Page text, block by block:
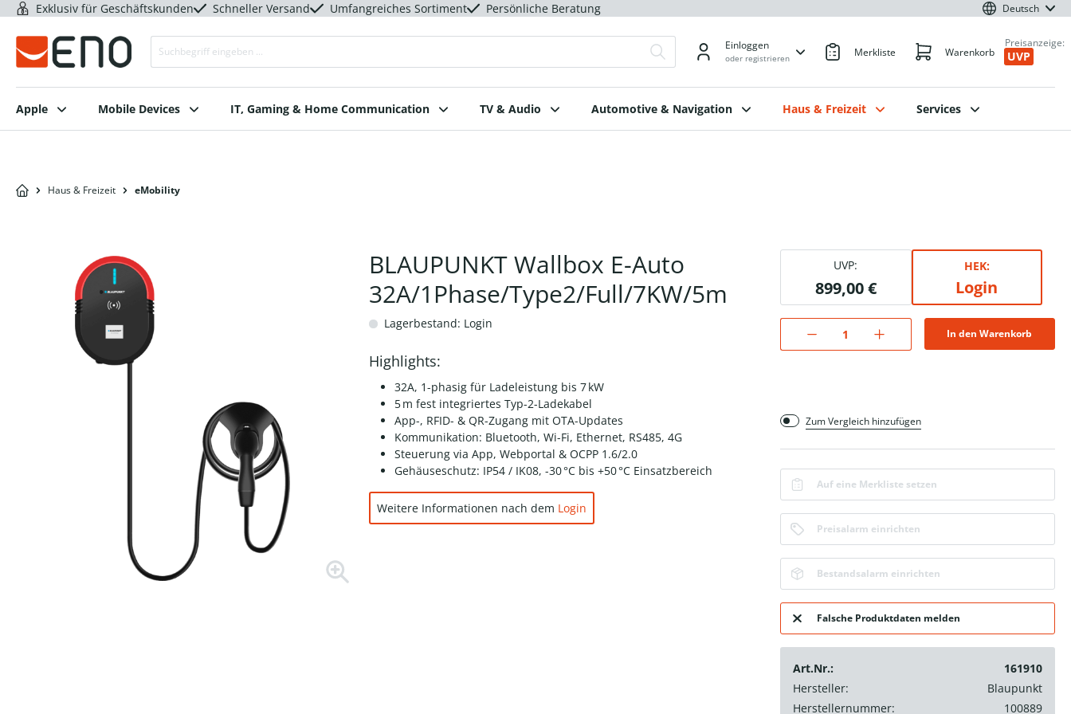
Exklusiv für Geschäftskunden Schneller Versand Umfangreiches Sortiment Persönliche Beratung Deutsch
Einloggen
oder registrieren Merkliste Warenkorb
Preisanzeige:
UVP
Apple Mobile Devices IT, Gaming & Home Communication TV & Audio Automotive & Navigation Haus & Freizeit Services
Haus & Freizeit eMobility
BLAUPUNKT Wallbox E-Auto
32A/1Phase/Type2/Full/7KW/5m
Lagerbestand: Login
Highlights:
32A, 1-phasig für Ladeleistung bis 7 kW
5 m fest integriertes Typ-2-Ladekabel
App-, RFID- & QR-Zugang mit OTA-Updates
Kommunikation: Bluetooth, Wi-Fi, Ethernet, RS485, 4G
Steuerung via App, Webportal & OCPP 1.6/2.0
Gehäuseschutz: IP54 / IK08, -30 °C bis +50 °C Einsatzbereich
Weitere Informationen nach dem Login
UVP:
899,00 €
HEK:
Login
In den Warenkorb
Zum Vergleich hinzufügen
Auf eine Merkliste setzen
Preisalarm einrichten
Bestandsalarm einrichten
Falsche Produktdaten melden
Art.Nr.:
161910
Hersteller:
Blaupunkt
Herstellernummer:
100889